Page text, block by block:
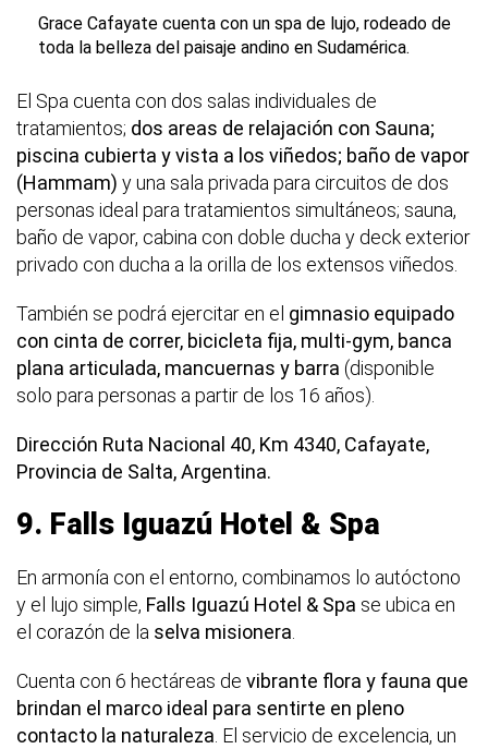
Grace Cafayate cuenta con un spa de lujo, rodeado de
toda la belleza del paisaje andino en Sudamérica.
El Spa cuenta con dos salas individuales de
tratamientos; dos areas de relajación con Sauna;
piscina cubierta y vista a los viñedos; baño de vapor
(Hammam) y una sala privada para circuitos de dos
personas ideal para tratamientos simultáneos; sauna,
baño de vapor, cabina con doble ducha y deck exterior
privado con ducha a la orilla de los extensos viñedos.
También se podrá ejercitar en el gimnasio equipado
con cinta de correr, bicicleta fija, multi-gym, banca
plana articulada, mancuernas y barra (disponible
solo para personas a partir de los 16 años).
Dirección Ruta Nacional 40, Km 4340, Cafayate,
Provincia de Salta, Argentina.
9. Falls Iguazú Hotel & Spa
En armonía con el entorno, combinamos lo autóctono
y el lujo simple, Falls Iguazú Hotel & Spa se ubica en
el corazón de la selva misionera
Cuenta con 6 hectáreas de vibrante flora y fauna que
brindan el marco ideal para sentirte en pleno
contacto la naturaleza . El servicio de excelencia, un